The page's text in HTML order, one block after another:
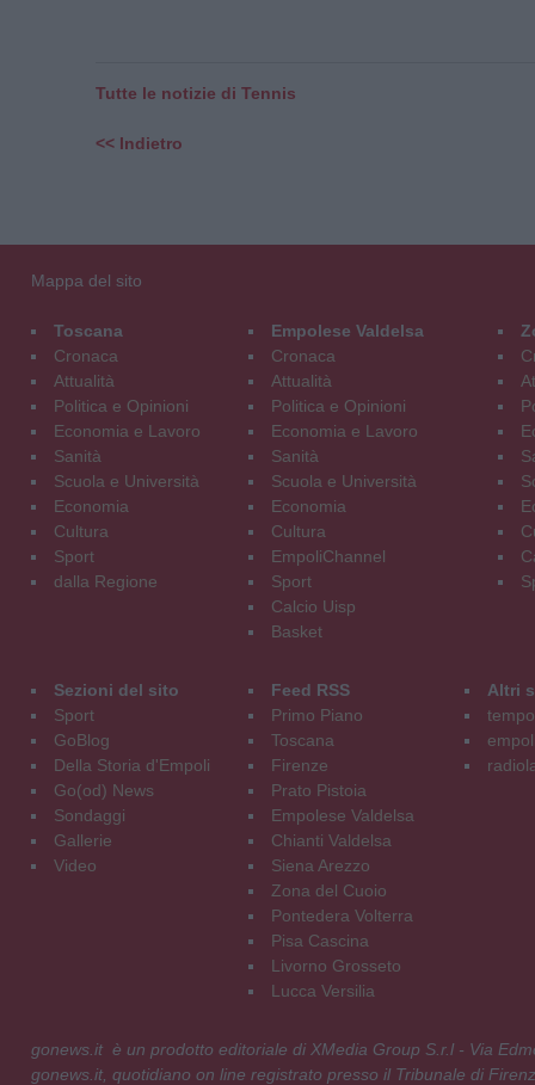
Tutte le notizie di Tennis
<< Indietro
Mappa del sito
Toscana
Cronaca
Attualità
Politica e Opinioni
Economia e Lavoro
Sanità
Scuola e Università
Economia
Cultura
Sport
dalla Regione
Empolese Valdelsa
Cronaca
Attualità
Politica e Opinioni
Economia e Lavoro
Sanità
Scuola e Università
Economia
Cultura
EmpoliChannel
Sport
Calcio Uisp
Basket
Sezioni del sito
Sport
GoBlog
Della Storia d'Empoli
Go(od) News
Sondaggi
Gallerie
Video
Feed RSS
Primo Piano
Toscana
Firenze
Prato Pistoia
Empolese Valdelsa
Chianti Valdelsa
Siena Arezzo
Zona del Cuoio
Pontedera Volterra
Pisa Cascina
Livorno Grosseto
Lucca Versilia
Altri
gonews.it è un prodotto editoriale di XMedia Group S.r.l - Via
gonews.it, quotidiano on line registrato presso il Tribunale di